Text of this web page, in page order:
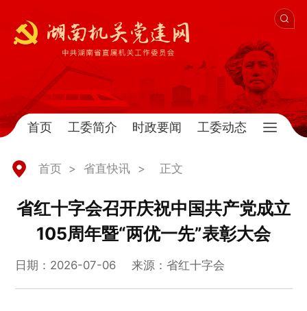
首页 工委简介 时政要闻 工委动态
首页 > 省直快讯 > 正文
省红十字会召开庆祝中国共产党成立
105周年暨“两优一先”表彰大会
日期：2026-07-06 来源：省红十字会